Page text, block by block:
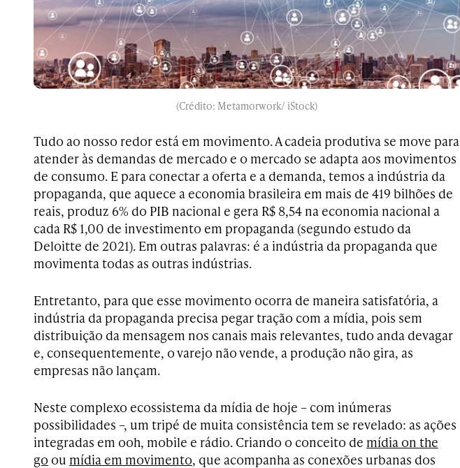
(Crédito: Metamorwork/ iStock)
Tudo ao nosso redor está em movimento. A cadeia produtiva se move para
atender às demandas de mercado e o mercado se adapta aos movimentos
de consumo. E para conectar a oferta e a demanda, temos a indústria da
propaganda, que aquece a economia brasileira em mais de 419 bilhões de
reais, produz 6% do PIB nacional e gera R$ 8,54 na economia nacional a
cada R$ 1,00 de investimento em propaganda (segundo estudo da
Deloitte de 2021). Em outras palavras: é a indústria da propaganda que
movimenta todas as outras indústrias.
Entretanto, para que esse movimento ocorra de maneira satisfatória, a
indústria da propaganda precisa pegar tração com a mídia, pois sem
distribuição da mensagem nos canais mais relevantes, tudo anda devagar
e, consequentemente, o varejo não vende, a produção não gira, as
empresas não lançam.
Neste complexo ecossistema da mídia de hoje – com inúmeras
possibilidades –, um tripé de muita consistência tem se revelado: as ações
integradas em ooh, mobile e rádio. Criando o conceito de mídia on the
go ou mídia em movimento, que acompanha as conexões urbanas dos